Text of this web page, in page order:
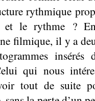
rythmique
et le rythme ?
filmique, il y a
qui nous
tout de suite